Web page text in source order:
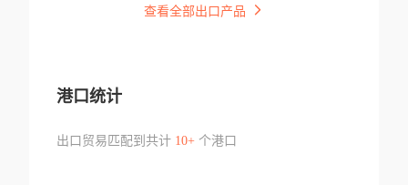
查看全部出口产品
港口统计
出口贸易匹配到共计 10+个港口